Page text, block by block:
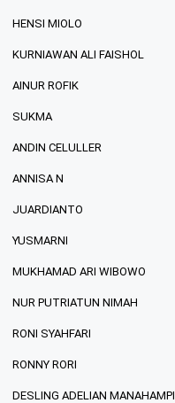
HENSI MIOLO
KURNIAWAN ALI FAISHOL
AINUR ROFIK
SUKMA
ANDIN CELULLER
ANNISA N
JUARDIANTO
YUSMARNI
MUKHAMAD ARI WIBOWO
NUR PUTRIATUN NIMAH
RONI SYAHFARI
RONNY RORI
DESLING ADELIAN MANAHAMPI